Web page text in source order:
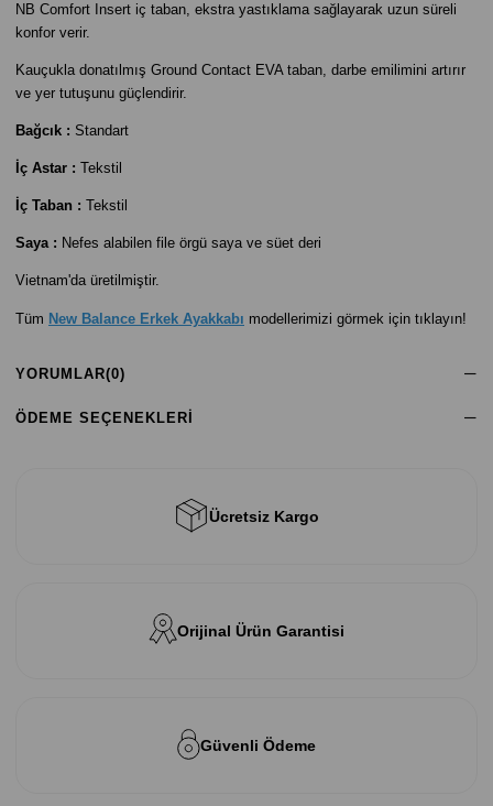
NB Comfort Insert iç taban, ekstra yastıklama sağlayarak uzun süreli
konfor verir.
Kauçukla donatılmış Ground Contact EVA taban, darbe emilimini artırır
ve yer tutuşunu güçlendirir.
Bağcık : Standart
İç Astar : Tekstil
İç Taban : Tekstil
Saya : Nefes alabilen file örgü saya ve süet deri
Vietnam'da üretilmiştir.
Tüm New Balance Erkek Ayakkabı modellerimizi görmek için tıklayın!
YORUMLAR(0)
ÖDEME SEÇENEKLERI
Ücretsiz Kargo
Orijinal Ürün Garantisi
Güvenli Ödeme